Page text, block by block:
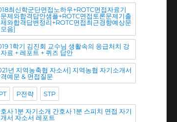
최신학군단면접노하우+ROTC면접자료기
제와합격답안샘플+ROTC면접토론문제기출
와합격답변정리+ROTC면접최근경향예상문
음]
1학기 김진회 교수님 생활속의 응급처치 강
료 + 레포트 + 퀴즈 답안
년 지역농축협 자소서] 지역농협 자기소개서
예문 & 면접질문
P전략 STP
사 1분 자기소개 간호사 1분 스피치 면접 자기
서 자소서 레포트